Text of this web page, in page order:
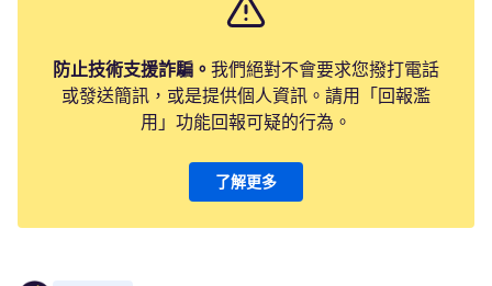
防止技術支援詐騙。 我們絕對不會要求您撥打電話
或發送簡訊，或是提供個人資訊。請用「回報濫
用」功能回報可疑的行為。
了解更多